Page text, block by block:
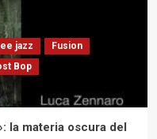
jazz
Fusion
Bop
la materia oscura del